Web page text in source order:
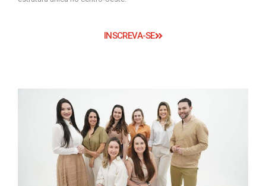
INSCREVA-SE